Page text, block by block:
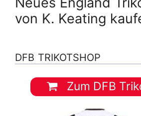
von K. Keating
DFB TRIKOTSHOP
Zum DFB